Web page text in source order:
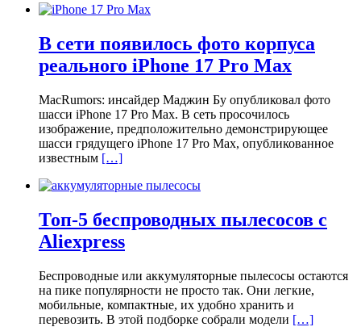
В сети появилось фото корпуса
реального iPhone 17 Pro Max
MacRumors: инсайдер Маджин Бу опубликовал фото
шасси iPhone 17 Pro Max. В сеть просочилось
изображение, предположительно демонстрирующее
шасси грядущего iPhone 17 Pro Max, опубликованное
известным […]
Топ-5 беспроводных пылесосов с
Aliexpress
Беспроводные или аккумуляторные пылесосы остаются
на пике популярности не просто так. Они легкие,
мобильные, компактные, их удобно хранить и
перевозить. В этой подборке собрали модели […]